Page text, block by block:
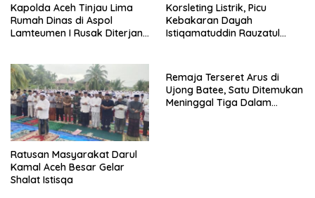
Kapolda Aceh Tinjau Lima
Rumah Dinas di Aspol
Lamteumen I Rusak Diterjang
Korsleting Listrik, Picu
Kebakaran Dayah
Istiqamatuddin Rauzatul
Ratusan Masyarakat Darul
Kamal Aceh Besar Gelar
Shalat Istisqa
Remaja Terseret Arus di
Ujong Batee, Satu Ditemukan
Meninggal Tiga Dalam